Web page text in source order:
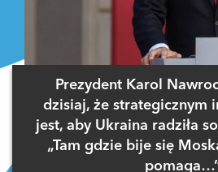
Prezydent Karol
dzisiaj, że strategicznym
jest, aby Ukraina radziła
„Tam gdzie bije się